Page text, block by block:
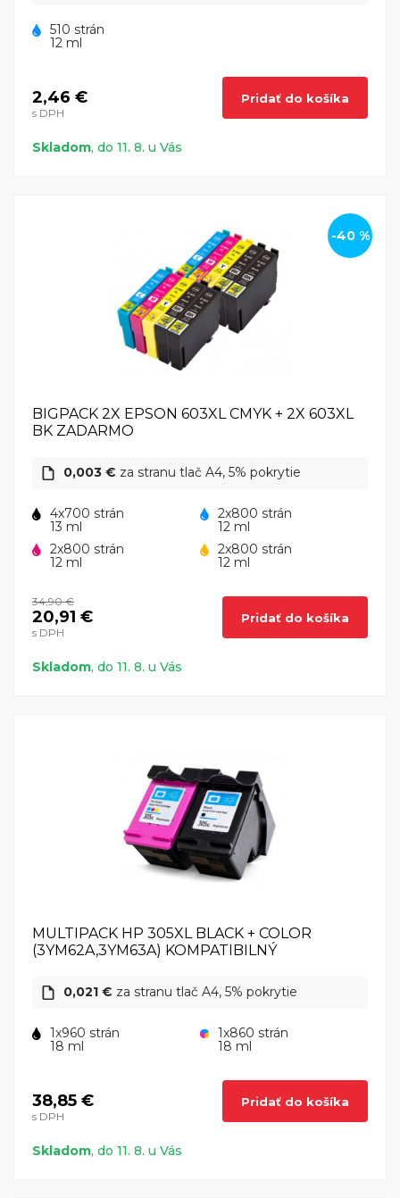
510 strán
12 ml
2,46 €
s DPH
Pridať do košíka
Skladom, do 11. 8. u Vás
-40 %
BIGPACK 2X EPSON 603XL CMYK + 2X 603XL
BK ZADARMO
0,003 € za stranu tlač A4, 5% pokrytie
4x700 strán
13 ml
2x800 strán
12 ml
2x800 strán
12 ml
2x800 strán
12 ml
34,90 €
20,91 €
s DPH
Pridať do košíka
Skladom, do 11. 8. u Vás
MULTIPACK HP 305XL BLACK + COLOR
(3YM62A,3YM63A) KOMPATIBILNÝ
0,021 € za stranu tlač A4, 5% pokrytie
1x960 strán
18 ml
1x860 strán
18 ml
38,85 €
s DPH
Pridať do košíka
Skladom, do 11. 8. u Vás